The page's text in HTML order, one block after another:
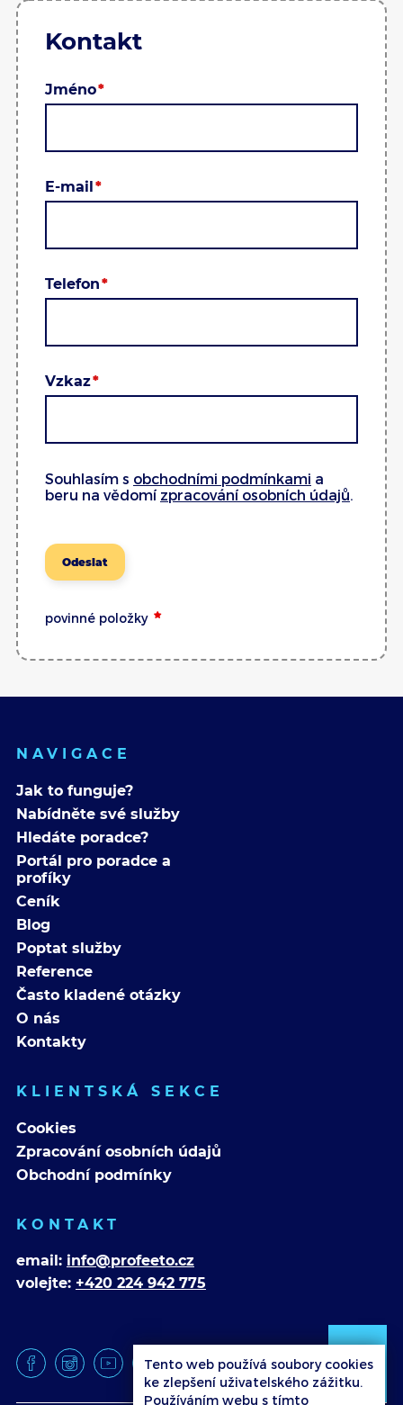
Kontakt
Jméno
E-mail
Telefon
Vzkaz
Souhlasím s obchodními podmínkami a
beru na vědomí zpracování osobních údajů
Odeslat
povinné položky
NAVIGACE
Jak to funguje?
Nabídněte své služby
Hledáte poradce?
Portál pro poradce a
profíky
Ceník
Blog
Poptat služby
Reference
Často kladené otázky
O nás
Kontakty
KLIENTSKÁ SEKCE
Cookies
Zpracování osobních údajů
Obchodní podmínky
KONTAKT
email: info@profeeto.cz
volejte: +420 224 942 775
Tento web používá soubory cookies
ke zlepšení uživatelského zážitku.
Používáním webu s tímto